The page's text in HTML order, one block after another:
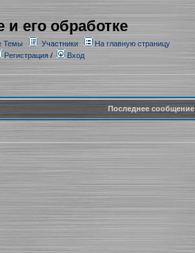
и его обработке
Темы Участники
На главную страницу
Регистрация/ Вход
Последнее сообщение